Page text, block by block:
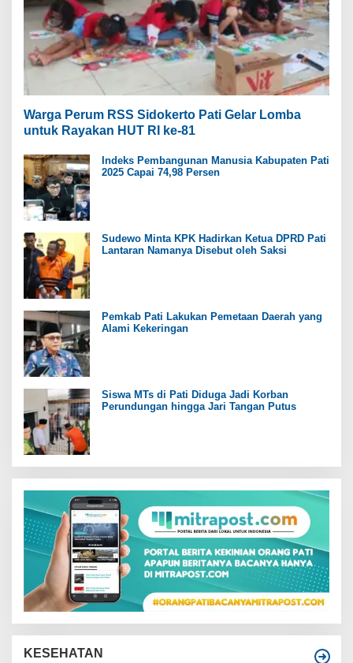
Warga Perum RSS Sidokerto Pati Gelar Lomba
untuk Rayakan HUT RI ke-81
Indeks Pembangunan Manusia Kabupaten Pati
2025 Capai 74,98 Persen
Sudewo Minta KPK Hadirkan Ketua DPRD Pati
Lantaran Namanya Disebut oleh Saksi
Pemkab Pati Lakukan Pemetaan Daerah yang
Alami Kekeringan
Siswa MTs di Pati Diduga Jadi Korban
Perundungan hingga Jari Tangan Putus
KESEHATAN